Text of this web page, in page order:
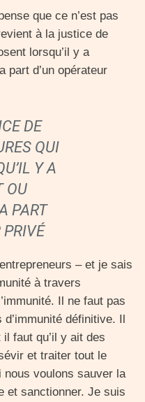
que ce n’est pas
à la justice de
lorsqu’il y a
part d’un opérateur
DE
QUI
Y A
OU
PART
PRIVÉ
– et je sais
à travers
Il ne faut pas
d’immunité définitive. Il
faut qu’il y ait des
et traiter tout le
nous voulons sauver la
et sanctionner. Je suis